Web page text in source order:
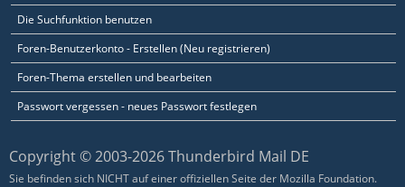
Die Suchfunktion benutzen
Foren-Benutzerkonto - Erstellen (Neu registrieren)
Foren-Thema erstellen und bearbeiten
Passwort vergessen - neues Passwort festlegen
Copyright © 2003-2026 Thunderbird Mail DE
Sie befinden sich NICHT auf einer offiziellen Seite der Mozilla Foundation.